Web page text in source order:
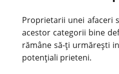
Proprietarii unei afaceri
acestor categorii bine
rămâne să-ți urmărești
potențiali prieteni.